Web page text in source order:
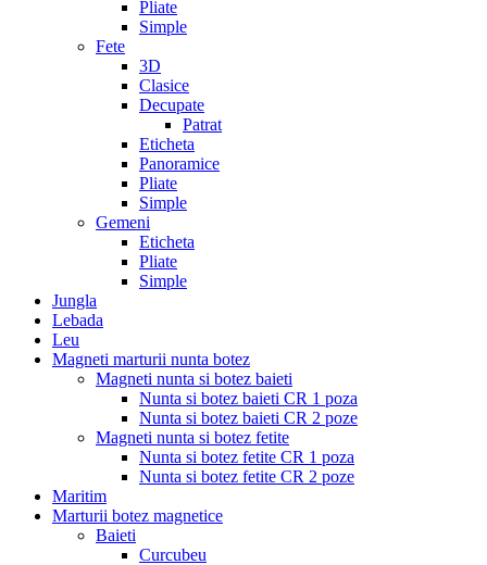
Pliate
Simple
Fete
3D
Clasice
Decupate
Patrat
Eticheta
Panoramice
Pliate
Simple
Gemeni
Eticheta
Pliate
Simple
Jungla
Lebada
Leu
Magneti marturii nunta botez
Magneti nunta si botez baieti
Nunta si botez baieti CR 1 poza
Nunta si botez baieti CR 2 poze
Magneti nunta si botez fetite
Nunta si botez fetite CR 1 poza
Nunta si botez fetite CR 2 poze
Maritim
Marturii botez magnetice
Baieti
Curcubeu